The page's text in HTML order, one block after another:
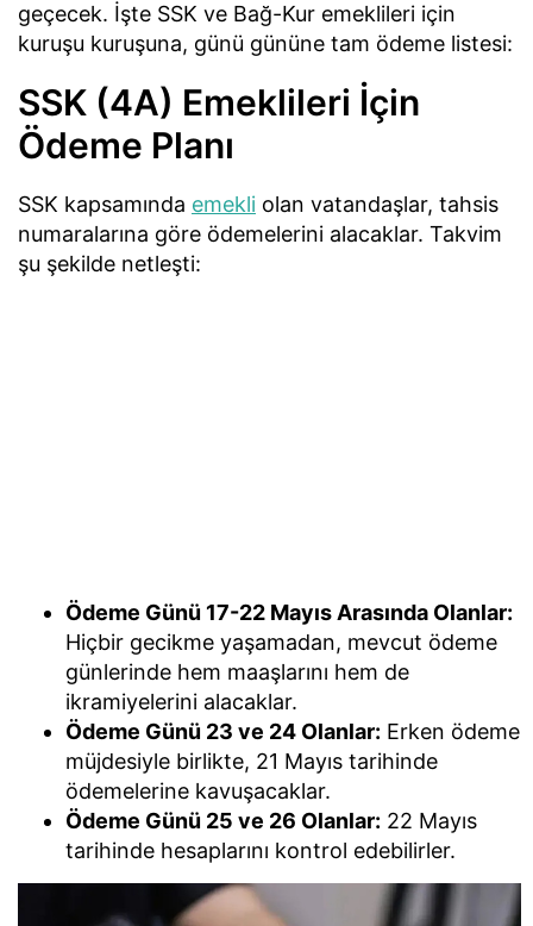
geçecek. İşte SSK ve Bağ-Kur emeklileri için
kuruşu kuruşuna, günü gününe tam ödeme listesi:
SSK (4A) Emeklileri İçin
Ödeme Planı
SSK kapsamında emekli olan vatandaşlar, tahsis
numaralarına göre ödemelerini alacaklar. Takvim
şu şekilde netleşti:
Ödeme Günü 17-22 Mayıs Arasında Olanlar:
Hiçbir gecikme yaşamadan, mevcut ödeme
günlerinde hem maaşlarını hem de
ikramiyelerini alacaklar.
Ödeme Günü 23 ve 24 Olanlar: Erken ödeme
müjdesiyle birlikte, 21 Mayıs tarihinde
ödemelerine kavuşacaklar.
Ödeme Günü 25 ve 26 Olanlar: 22 Mayıs
tarihinde hesaplarını kontrol edebilirler.